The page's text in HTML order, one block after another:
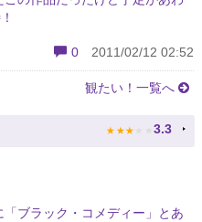
0 2011/02/12 02:52
観たい！一覧へ
★ ★ ★ ★ ★ 3.3
ブラック・コメディー」とあ